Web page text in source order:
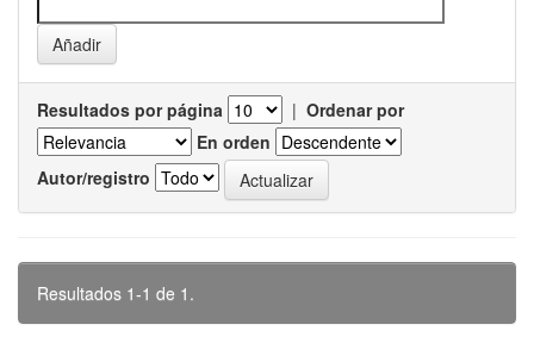
Resultados por página | Ordenar por
En orden
Autor/registro
Resultados 1-1 de 1.